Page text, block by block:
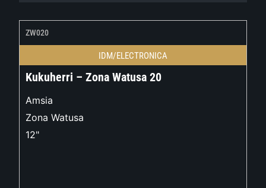
ZW020
IDM/ELECTRONICA
Kukuherri – Zona Watusa 20
Amsia
Zona Watusa
12"